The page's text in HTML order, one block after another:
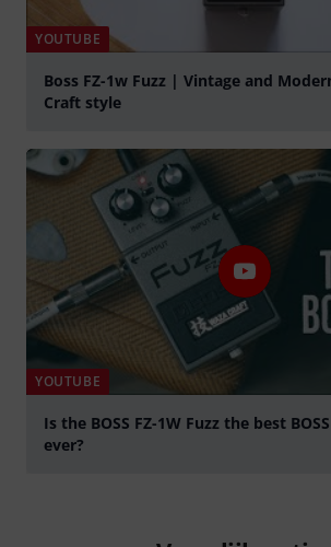
YOUTUBE
Boss FZ-1w Fuzz | Vintage and
Craft style
YOUTUBE
Is the BOSS FZ-1W Fuzz the best
ever?